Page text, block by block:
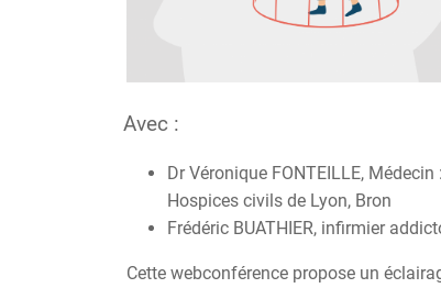
Avec :
Dr Véronique FONTEILLE, Médecin :
Hospices civils de Lyon, Bron
Frédéric BUATHIER, infirmier
Cette webconférence propose un